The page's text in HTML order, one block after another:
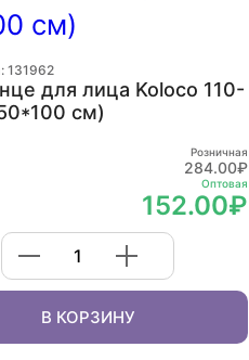
131962
для лица Koloco 110-
см)
Оптовая
152.00₽
Розничная
284.00₽
В КОРЗИНУ